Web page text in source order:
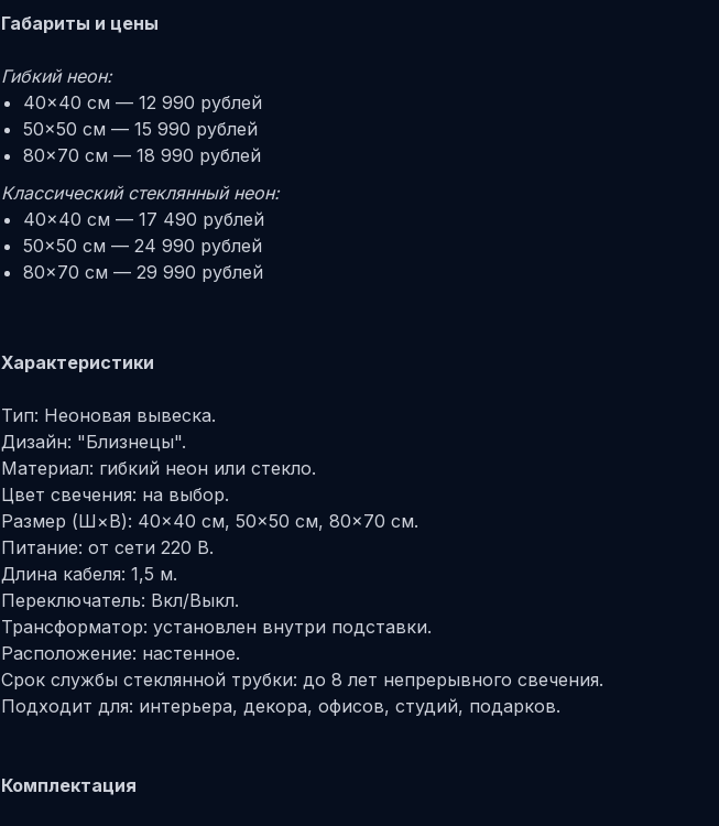
Габариты и цены
Гибкий неон:
40×40 см — 12 990 рублей
50×50 см — 15 990 рублей
80×70 см — 18 990 рублей
Классический стеклянный неон:
40×40 см — 17 490 рублей
50×50 см — 24 990 рублей
80×70 см — 29 990 рублей
Характеристики
Тип: Неоновая вывеска.
Дизайн: "Близнецы".
Материал: гибкий неон или стекло.
Цвет свечения: на выбор.
Размер (Ш×В): 40×40 см, 50×50 см, 80×70 см.
Питание: от сети 220 В.
Длина кабеля: 1,5 м.
Переключатель: Вкл/Выкл.
Трансформатор: установлен внутри подставки.
Расположение: настенное.
Срок службы стеклянной трубки: до 8 лет непрерывного свечения.
Подходит для: интерьера, декора, офисов, студий, подарков.
Комплектация